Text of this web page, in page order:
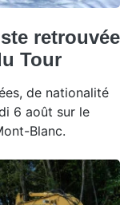
retrouvée
Tour
de nationalité
6 août sur le
Blanc.